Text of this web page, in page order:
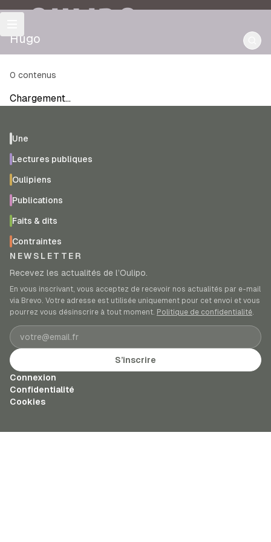
OULIPO
Hugo
0 contenus
Chargement…
Une
Lectures publiques
Oulipiens
Publications
Faits & dits
Contraintes
NEWSLETTER
Recevez les actualités de l’Oulipo.
En vous inscrivant, vous acceptez de recevoir nos actualités par e-mail
via Brevo. Votre adresse est utilisée uniquement pour cet envoi et vous
pourrez vous désinscrire à tout moment. Politique de confidentialité.
Adresse e-mail
S’inscrire
Connexion
Confidentialité
Cookies